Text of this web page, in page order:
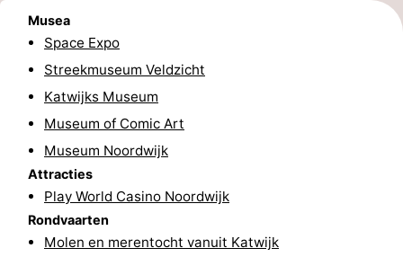
Hollands
Duin
Noordwijk
Scheveningen
Haag
Rotterdam
Rockanje
Weer
Contact
Musea
Space Expo
Streekmuseum Veldzicht
Katwijks Museum
Museum of Comic Art
Museum Noordwijk
Attracties
Play World Casino Noordwijk
Rondvaarten
Molen en merentocht vanuit Katwijk